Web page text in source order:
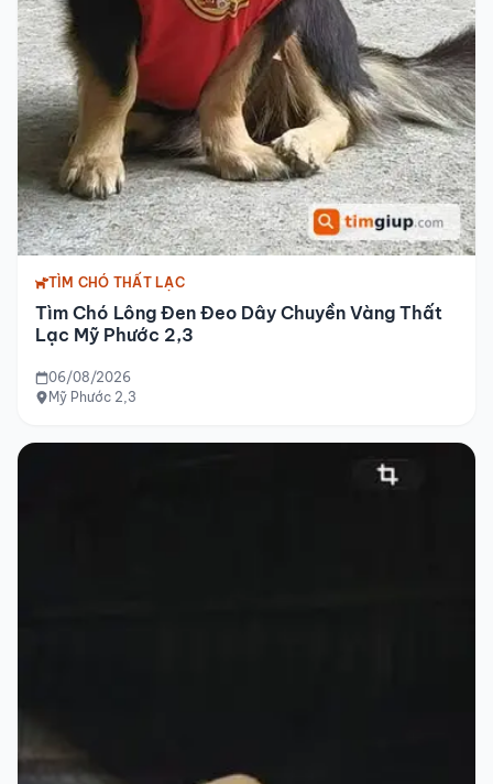
TÌM CHÓ THẤT LẠC
Tìm Chó Lông Đen Đeo Dây Chuyền Vàng Thất
Lạc Mỹ Phước 2,3
06/08/2026
Mỹ Phước 2,3